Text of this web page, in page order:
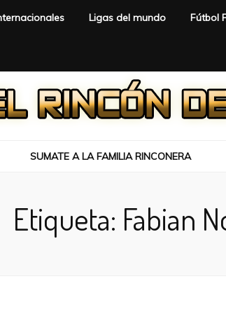
Ligas del mundo Fútbol
SUMATE A LA FAMILIA RINCONERA
Etiqueta: Fabian